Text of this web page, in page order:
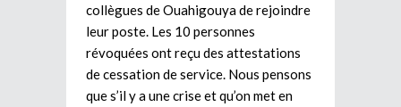
collègues de Ouahigouya de rejoindre
leur poste. Les 10 personnes
révoquées ont reçu des attestations
de cessation de service. Nous pensons
que s’il y a une crise et qu’on met en